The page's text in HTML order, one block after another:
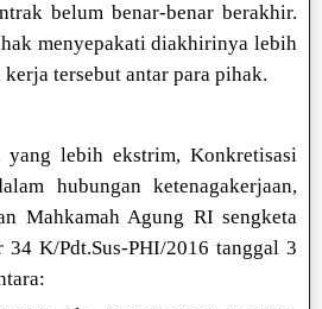
belum benar-benar berakhir.
menyepakati diakhirinya lebih
kerja tersebut antar para pihak.
yang lebih ekstrim, Konkretisasi
hubungan ketenagakerjaan,
Mahkamah Agung RI sengketa
K/Pdt.Sus-PHI/2016 tanggal 3